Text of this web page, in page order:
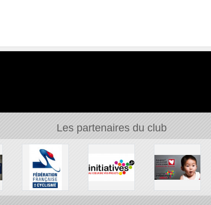
Les partenaires du club